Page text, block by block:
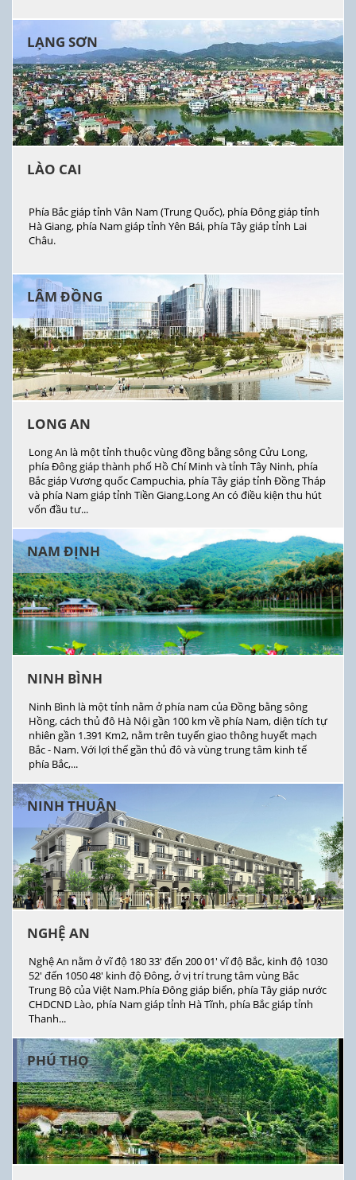
LẠNG SƠN
LÀO CAI
Phía Bắc giáp tỉnh Vân Nam (Trung Quốc), phía Đông giáp tỉnh
Hà Giang, phía Nam giáp tỉnh Yên Bái, phía Tây giáp tỉnh Lai
Châu.
LÂM ĐỒNG
LONG AN
Long An là một tỉnh thuộc vùng đồng bằng sông Cửu Long,
phía Đông giáp thành phố Hồ Chí Minh và tỉnh Tây Ninh, phía
Bắc giáp Vương quốc Campuchia, phía Tây giáp tỉnh Đồng Tháp
và phía Nam giáp tỉnh Tiền Giang.Long An có điều kiện thu hút
vốn đầu tư...
NAM ĐỊNH
NINH BÌNH
Ninh Bình là một tỉnh nằm ở phía nam của Đồng bằng sông
Hồng, cách thủ đô Hà Nội gần 100 km về phía Nam, diện tích tự
nhiên gần 1.391 Km2, nằm trên tuyến giao thông huyết mạch
Bắc - Nam. Với lợi thế gần thủ đô và vùng trung tâm kinh tế
phía Bắc,...
NINH THUẬN
NGHỆ AN
Nghệ An nằm ở vĩ độ 180 33' đến 200 01' vĩ độ Bắc, kinh độ 1030
52' đến 1050 48' kinh độ Đông, ở vị trí trung tâm vùng Bắc
Trung Bộ của Việt Nam.Phía Đông giáp biển, phía Tây giáp nước
CHDCND Lào, phía Nam giáp tỉnh Hà Tĩnh, phía Bắc giáp tỉnh
Thanh...
PHÚ THỌ